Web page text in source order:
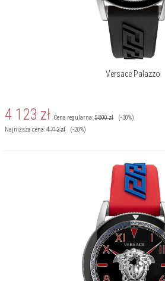
Versace Palazzo
4 123 zł Cena regularna:5 890zł
(-30%)
Najniższa cena:4 712zł (-20%)